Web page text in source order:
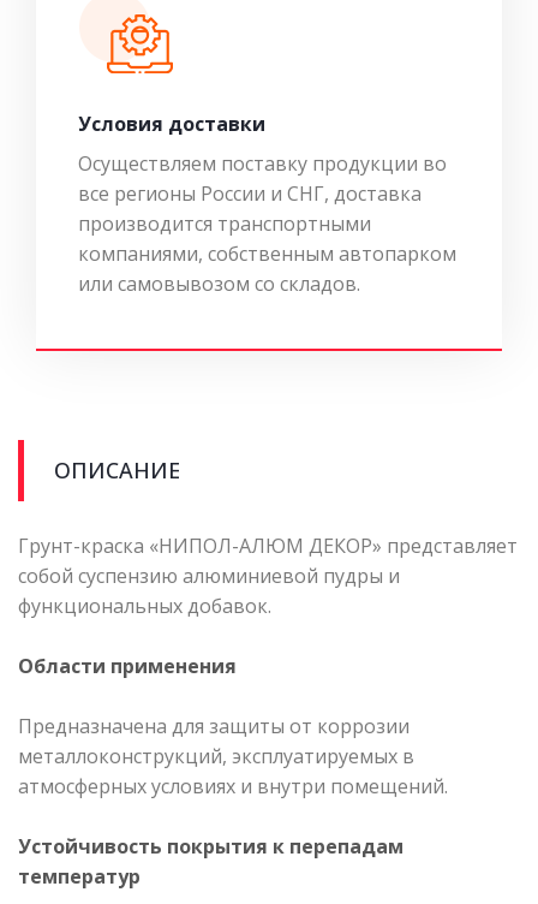
Условия доставки
Осуществляем поставку продукции во
все регионы России и СНГ, доставка
производится транспортными
компаниями, собственным автопарком
или самовывозом со складов.
ОПИСАНИЕ
Грунт-краска «НИПОЛ-АЛЮМ ДЕКОР» представляет
собой суспензию алюминиевой пудры и
функциональных добавок.
Области применения
Предназначена для защиты от коррозии
металлоконструкций, эксплуатируемых в
атмосферных условиях и внутри помещений.
Устойчивость покрытия к перепадам
температур